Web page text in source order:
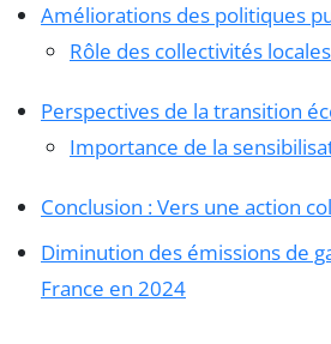
Améliorations des politiques
Rôle des collectivités locales
Perspectives de la transition
Importance de la
Conclusion : Vers une action
Diminution des émissions de
France en 2024